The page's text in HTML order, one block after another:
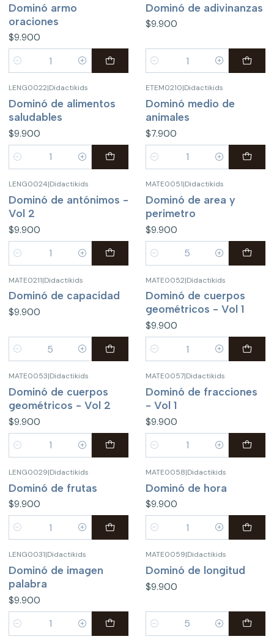
Dominó armo
oraciones
$9.900
Cantidad
Dominó de adivinanzas
$9.900
Cantidad
LENG0022|Didactikids
Dominó de alimentos
saludables
$9.900
Cantidad
ETEM0210|Didactikids
Dominó medio de
animales
$7.900
Cantidad
LENG0024|Didactikids
Dominó de antónimos -
Vol 2
$9.900
Cantidad
MATE0051|Didactikids
Dominó de area y
perimetro
$9.900
Cantidad
MATE0211|Didactikids
Dominó de capacidad
$9.900
Cantidad
MATE0052|Didactikids
Dominó de cuerpos
geométricos - Vol 1
$9.900
Cantidad
MATE0053|Didactikids
Dominó de cuerpos
geométricos - Vol 2
$9.900
Cantidad
MATE0057|Didactikids
Dominó de fracciones
- Vol 1
$9.900
Cantidad
LENG0029|Didactikids
Dominó de frutas
$9.900
Cantidad
MATE0058|Didactikids
Dominó de hora
$9.900
Cantidad
LENG0031|Didactikids
Dominó de imagen
palabra
$9.900
Cantidad
MATE0059|Didactikids
Dominó de longitud
$9.900
Cantidad